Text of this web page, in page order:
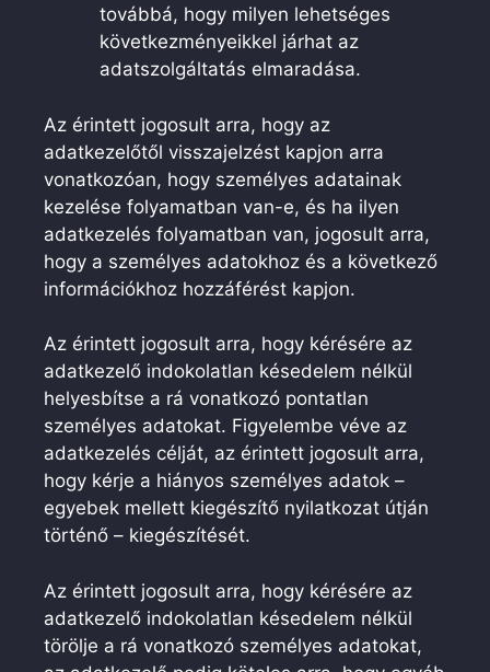
továbbá, hogy milyen lehetséges
következményeikkel járhat az
adatszolgáltatás elmaradása.
Az érintett jogosult arra, hogy az
adatkezelőtől visszajelzést kapjon arra
vonatkozóan, hogy személyes adatainak
kezelése folyamatban van-e, és ha ilyen
adatkezelés folyamatban van, jogosult arra,
hogy a személyes adatokhoz és a következő
információkhoz hozzáférést kapjon.
Az érintett jogosult arra, hogy kérésére az
adatkezelő indokolatlan késedelem nélkül
helyesbítse a rá vonatkozó pontatlan
személyes adatokat. Figyelembe véve az
adatkezelés célját, az érintett jogosult arra,
hogy kérje a hiányos személyes adatok –
egyebek mellett kiegészítő nyilatkozat útján
történő – kiegészítését.
Az érintett jogosult arra, hogy kérésére az
adatkezelő indokolatlan késedelem nélkül
törölje a rá vonatkozó személyes adatokat,